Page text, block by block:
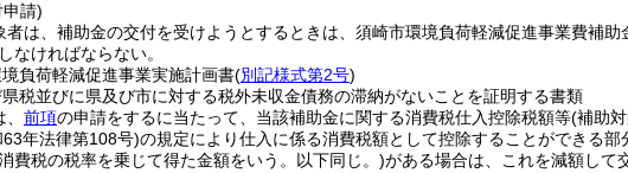
請)
者は、補助金の交付を受けようとするときは、須崎市環境負荷軽減促進事業費補助
なければならない。
負荷軽減促進事業実施計画書(別記様式第2号)
税並びに県及び市に対する税外未収金債務の滞納がないことを証明する書類
前項の申請をするに当たって、当該補助金に関する消費税仕入控除税額等(補助
年法律第108号)の規定により仕入に係る消費税額として控除することができる
費税の税率を乗じて得た金額をいう。以下同じ。)がある場合は、これを減額して